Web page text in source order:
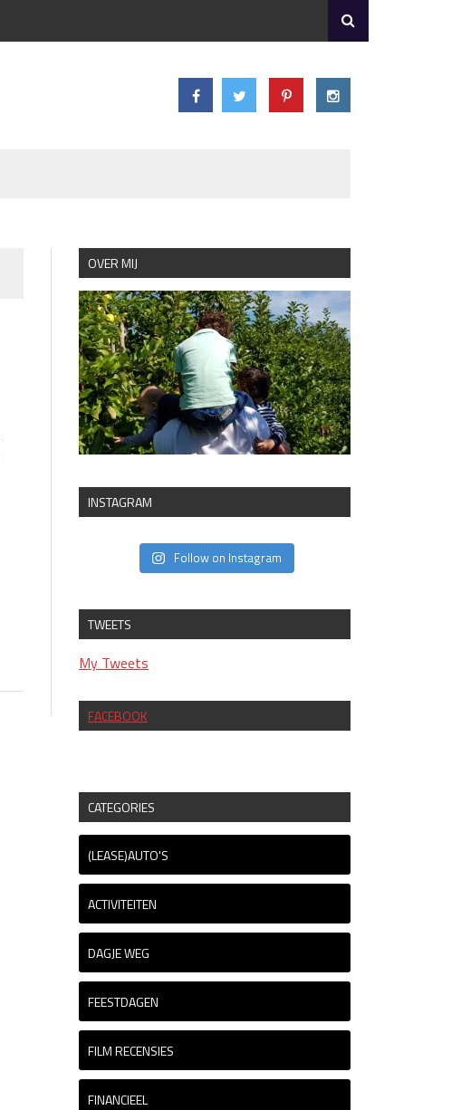
OVER MIJ
INSTAGRAM
Follow on Instagram
TWEETS
My Tweets
FACEBOOK
CATEGORIES
(LEASE)AUTO'S
ACTIVITEITEN
DAGJE WEG
FEESTDAGEN
FILM RECENSIES
FINANCIEEL